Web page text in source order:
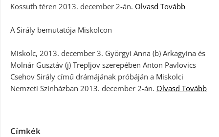
Kossuth téren 2013. december 2-án. Olvasd Tovább
A Sirály bemutatója Miskolcon
Miskolc, 2013. december 3. Györgyi Anna (b) Arkagyina és
Molnár Gusztáv (j) Trepljov szerepében Anton Pavlovics
Csehov Sirály című drámájának próbáján a Miskolci
Nemzeti Színházban 2013. december 2-án. Olvasd Tovább
Címkék